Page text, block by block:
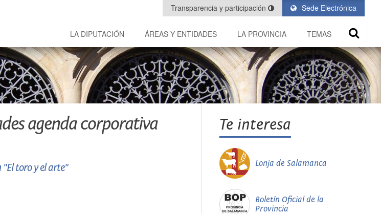
Sede Electrónica
Transparencia y participación
LA DIPUTACIÓN ÁREAS Y ENTIDADES LA PROVINCIA TEMAS
agenda corporativa
"El toro y el arte"
Te interesa
Lonja de Salamanca
Boletín Oficial de la
Provincia